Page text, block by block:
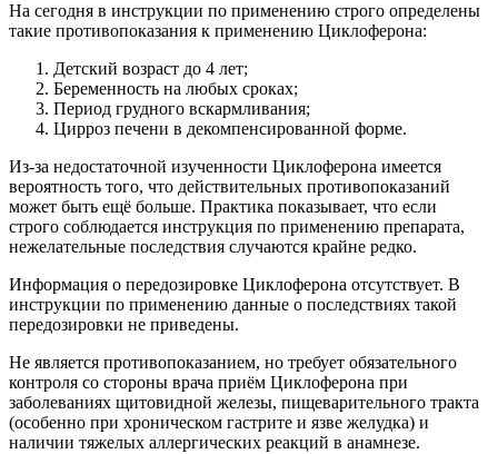
На сегодня в инструкции по применению строго определены
такие противопоказания к применению Циклоферона:
Детский возраст до 4 лет;
Беременность на любых сроках;
Период грудного вскармливания;
Цирроз печени в декомпенсированной форме.
Из-за недостаточной изученности Циклоферона имеется
вероятность того, что действительных противопоказаний
может быть ещё больше. Практика показывает, что если
строго соблюдается инструкция по применению препарата,
нежелательные последствия случаются крайне редко.
Информация о передозировке Циклоферона отсутствует. В
инструкции по применению данные о последствиях такой
передозировки не приведены.
Не является противопоказанием, но требует обязательного
контроля со стороны врача приём Циклоферона при
заболеваниях щитовидной железы, пищеварительного тракта
(особенно при хроническом гастрите и язве желудка) и
наличии тяжелых аллергических реакций в анамнезе.